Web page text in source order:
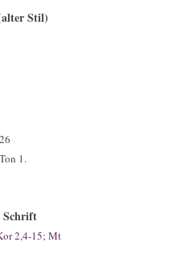
Stil)
1.
Schrift
2,4-15; Mt